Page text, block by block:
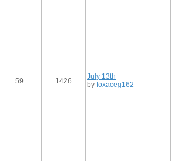
59 1426
July 13th
by foxaceg162